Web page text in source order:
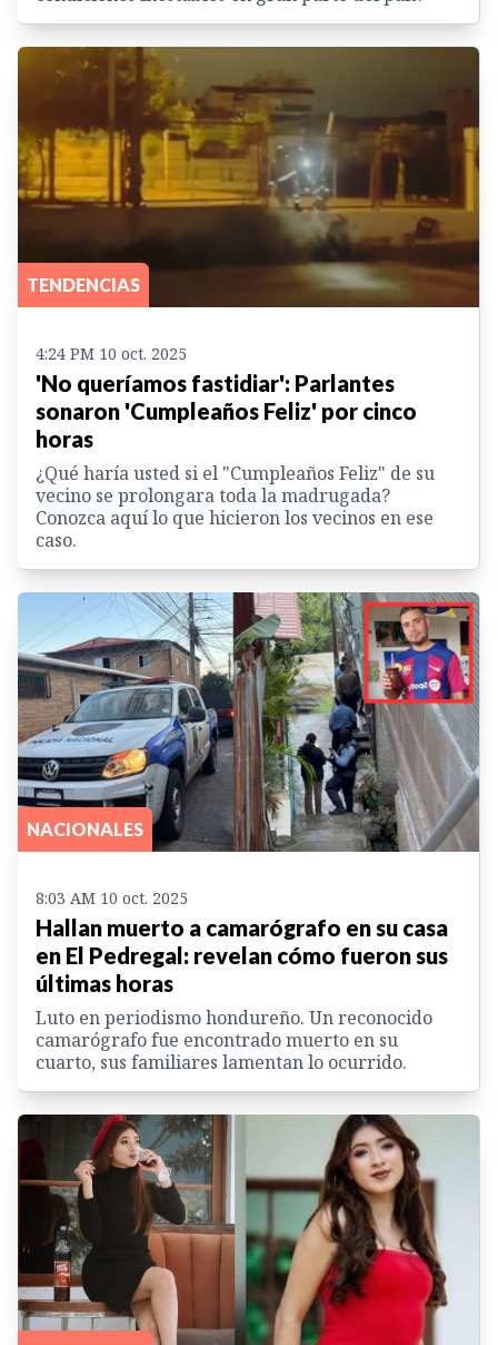
TENDENCIAS
4:24 PM 10 oct. 2025
'No queríamos fastidiar': Parlantes
sonaron 'Cumpleaños Feliz' por cinco
horas
¿Qué haría usted si el "Cumpleaños Feliz" de su
vecino se prolongara toda la madrugada?
Conozca aquí lo que hicieron los vecinos en ese
caso.
NACIONALES
8:03 AM 10 oct. 2025
Hallan muerto a camarógrafo en su casa
en El Pedregal: revelan cómo fueron sus
últimas horas
Luto en periodismo hondureño. Un reconocido
camarógrafo fue encontrado muerto en su
cuarto, sus familiares lamentan lo ocurrido.